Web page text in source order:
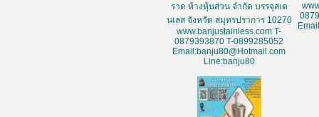
ราด ห้างหุ้นส่วน จำกัด บรรจุสเต
นเลส จังหวัด สมุทรปราการ 10270
www.banjustainless.com T-
0879393870 T-0899285052
Email:banju80@Hotmail.com
Line:banju80